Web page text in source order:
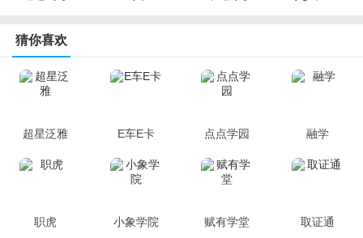
猜你喜欢
超星泛雅 E车E卡 点点学园 融学
职虎 小象学院 赋有学堂 取证通